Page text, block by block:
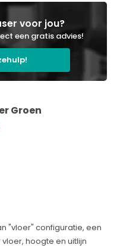
voor jou?
een gratis advies!
Groen
"vloer" configuratie, een
hoogte en uitlijn